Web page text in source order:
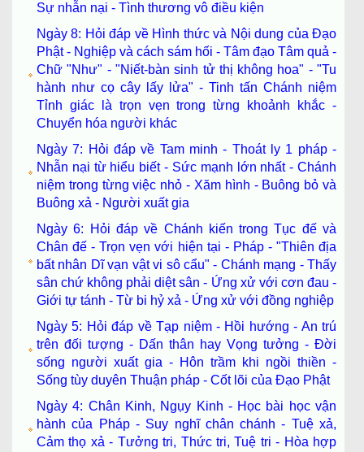
Sự nhẫn nại - Tình thương vô điều kiện
Ngày 8: Hỏi đáp về Hình thức và Nội dung của Đạo
Phật - Nghiệp và cách sám hối - Tâm đạo Tâm quả -
Chữ "Như" - "Niết-bàn sinh tử thị không hoa" - "Tu
hành như cọ cây lấy lửa" - Tinh tấn Chánh niệm
Tỉnh giác là trọn vẹn trong từng khoảnh khắc -
Chuyển hóa người khác
Ngày 7: Hỏi đáp về Tam minh - Thoát ly 1 pháp -
Nhẫn nại từ hiểu biết - Sức mạnh lớn nhất - Chánh
niệm trong từng việc nhỏ - Xăm hình - Buông bỏ và
Buông xả - Người xuất gia
Ngày 6: Hỏi đáp về Chánh kiến trong Tục đế và
Chân đế - Trọn vẹn với hiện tại - Pháp - "Thiên địa
bất nhân Dĩ vạn vật vi sô cẩu" - Chánh mạng - Thấy
sân chứ không phải diệt sân - Ứng xử với cơn đau -
Giới tự tánh - Từ bi hỷ xả - Ứng xử với đồng nghiệp
Ngày 5: Hỏi đáp về Tạp niệm - Hồi hướng - An trú
trên đối tượng - Dấn thân hay Vọng tưởng - Đời
sống người xuất gia - Hôn trầm khi ngồi thiền -
Sống tùy duyên Thuận pháp - Cốt lõi của Đạo Phật
Ngày 4: Chân Kinh, Ngụy Kinh - Học bài học vận
hành của Pháp - Suy nghĩ chân chánh - Tuệ xả,
Cảm thọ xả - Tưởng tri, Thức tri, Tuệ tri - Hòa hợp